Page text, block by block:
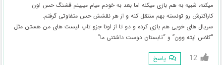
میکنه، شبیه به هم بازی میکنه اما بعد به خودم میام میبینم قشنگ حس اون
کاراکترش رو تونسته بهم منتقل کنه و از هر نقشش حس متفاوتی گرفتم.
سریال های خوبی هم بازی کرده و دو تا از اونا جزو تاپ لیست های من هستن مثل
“کلاس ایته وون” و “تابستان دوست داشتنی ما”
12 پاسخ